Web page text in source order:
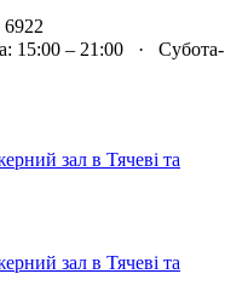
15:00 – 21:00 · Субота-